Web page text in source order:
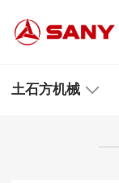
土石方机械